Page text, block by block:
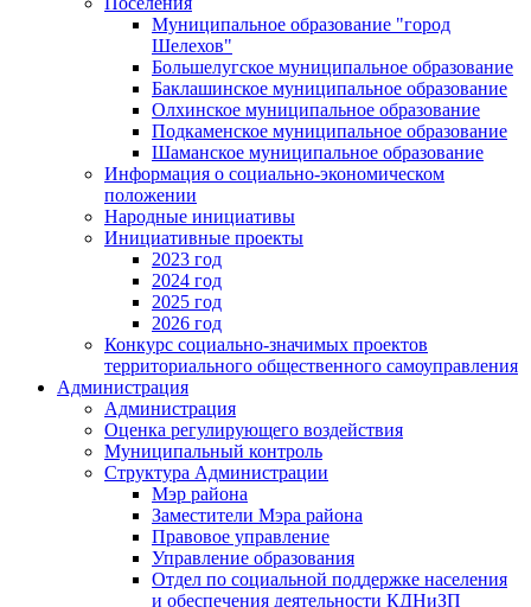
Муниципальное образование "город
Шелехов"
Большелугское муниципальное образование
Баклашинское муниципальное образование
Олхинское муниципальное образование
Подкаменское муниципальное образование
Шаманское муниципальное образование
Информация о социально-экономическом
положении
Народные инициативы
Инициативные проекты
2023 год
2024 год
2025 год
2026 год
Конкурс социально-значимых проектов
территориального общественного самоуправления
Администрация
Администрация
Оценка регулирующего воздействия
Муниципальный контроль
Структура Администрации
Мэр района
Заместители Мэра района
Правовое управление
Управление образования
Отдел по социальной поддержке населения
и обеспечения деятельности КДНиЗП